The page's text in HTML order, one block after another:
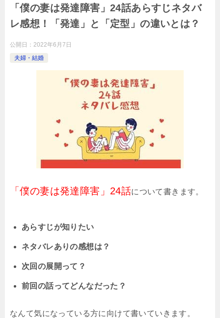
「僕の妻は発達障害」24話あらすじネタバ
レ感想！「発達」と「定型」の違いとは？
公開日： 2022年6月7日
夫婦・結婚
「僕の妻は発達障害」24話について書きます。
あらすじが知りたい
ネタバレありの感想は？
次回の展開って？
前回の話ってどんなだった？
なんて気になっている方に向けて書いていきます。